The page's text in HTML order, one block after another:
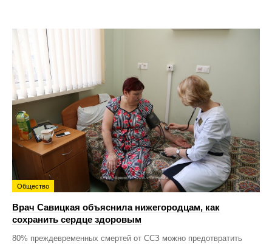
Общество
Врач Савицкая объяснила нижегородцам, как
сохранить сердце здоровым
80% преждевременных смертей от ССЗ можно предотвратить